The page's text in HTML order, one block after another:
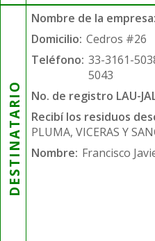
DESTINATARIO
Nombre de la empresa:
Domicilio: Cedros #26
Teléfono: 33-3161-
5043
No. de registro LAU-
Recibí los residuos
PLUMA, VICERAS Y
Nombre: Francisco